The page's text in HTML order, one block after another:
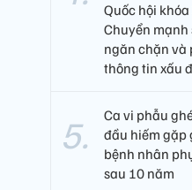
Quốc hội khóa
Chuyển mạnh
ngăn chặn và
thông tin xấu
Ca vi phẫu
đầu hiếm gặp
bệnh nhân
sau 10 năm